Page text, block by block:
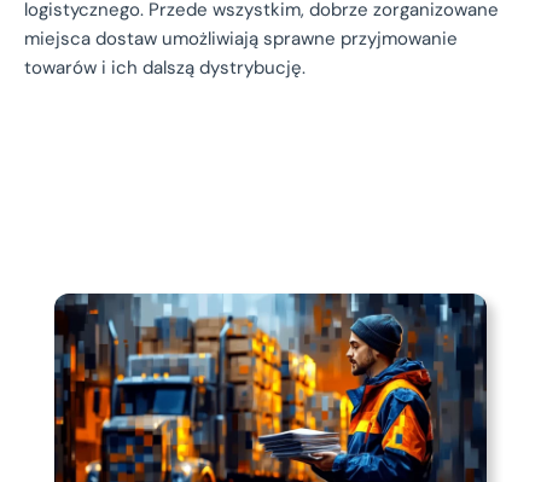
logistycznego. Przede wszystkim, dobrze zorganizowane
miejsca dostaw umożliwiają sprawne przyjmowanie
towarów i ich dalszą dystrybucję.